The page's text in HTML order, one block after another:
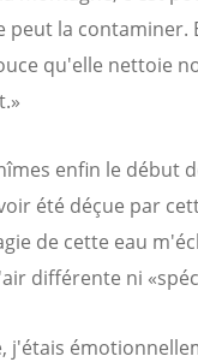
peut la contaminer.
qu'elle nettoie
enfin le début
été déçue par
de cette eau
différente ni
j'étais